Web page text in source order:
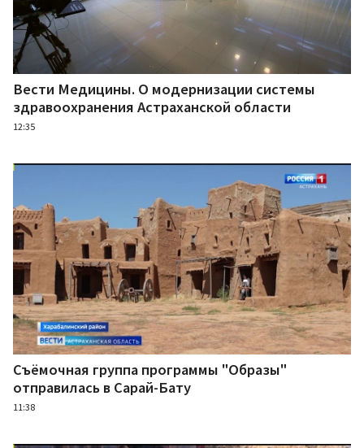
Вести Медицины. О модернизации системы
здравоохранения Астраханской области
12:35
Съёмочная группа программы "Образы"
отправилась в Сарай-Бату
11:38